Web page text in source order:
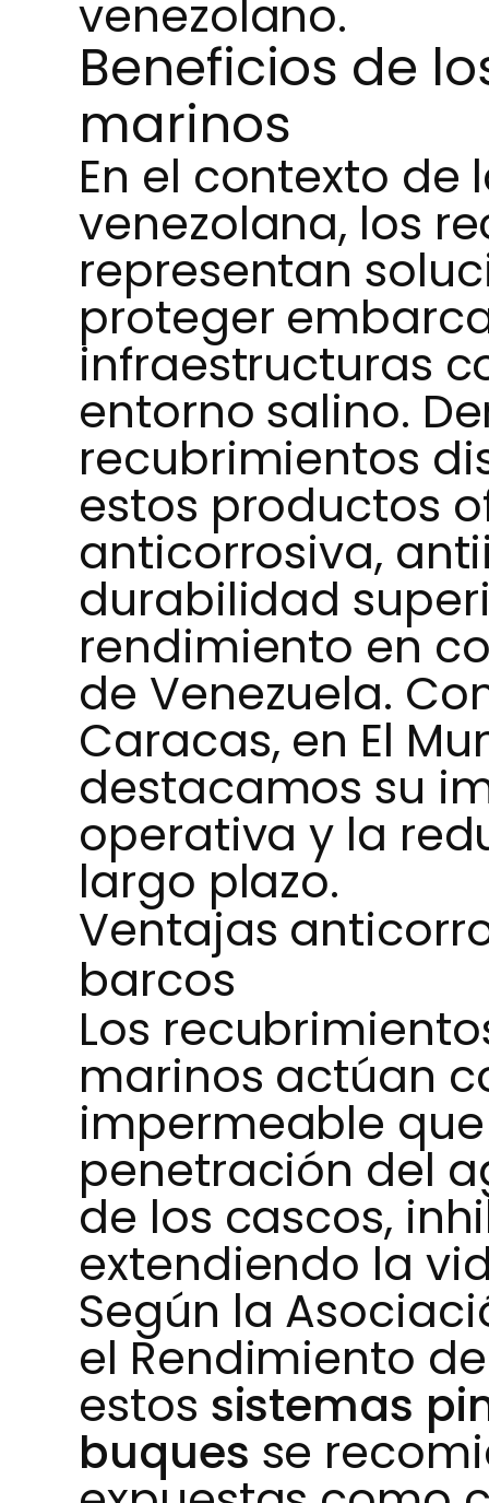
venezolano.
Beneficios de
marinos
En el contexto
venezolana, los
representan
proteger
infraestructuras
entorno salino.
recubrimientos
estos productos
anticorrosiva,
durabilidad
rendimiento en
de Venezuela.
Caracas, en El
destacamos su
operativa y la
largo plazo.
Ventajas
barcos
Los
marinos actúan
impermeable
penetración del
de los cascos,
extendiendo la
Según la
el Rendimiento
estos sistemas
buques se